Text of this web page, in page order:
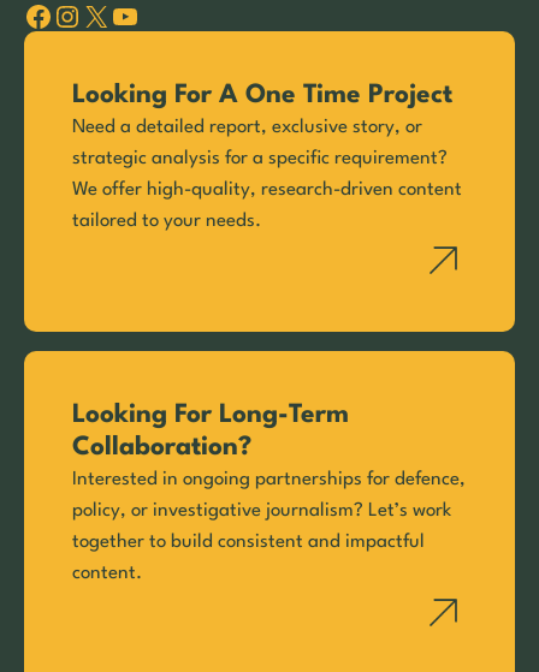
Facebook Instagram X YouTube
Looking For A One Time Project
Need a detailed report, exclusive story, or
strategic analysis for a specific requirement?
We offer high-quality, research-driven content
tailored to your needs.
Looking For Long-Term
Collaboration?
Interested in ongoing partnerships for defence,
policy, or investigative journalism? Let’s work
together to build consistent and impactful
content.